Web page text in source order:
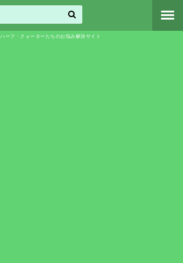
ハーフ・クォーターたちのお悩み解決サイト